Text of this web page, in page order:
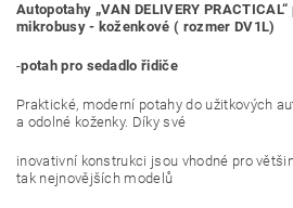
Autopotahy „VAN DELIVERY
mikrobusy - koženkové ( rozmer DV1L)
-potah pro sedadlo řidiče
Praktické, moderní potahy do užitkových
a odolné koženky. Díky své
inovativní konstrukci jsou vhodné pro
tak nejnovějších modelů